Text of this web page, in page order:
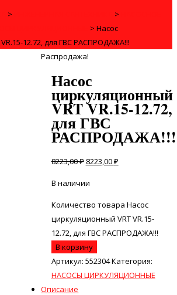
> >
> Насос
12.72, для ГВС РАСПРОДАЖА!!!
Распродажа!
Насос
циркуляционный
VRT VR.15-12.72,
для ГВС
РАСПРОДАЖА!!!
8223,00₽ 8223,00₽
В наличии
Количество товара Насос
циркуляционный VRT VR.15-
12.72, для ГВС РАСПРОДАЖА!!!
В корзину
Артикул: 552304Категория:
НАСОСЫ ЦИРКУЛЯЦИОННЫЕ
Описание